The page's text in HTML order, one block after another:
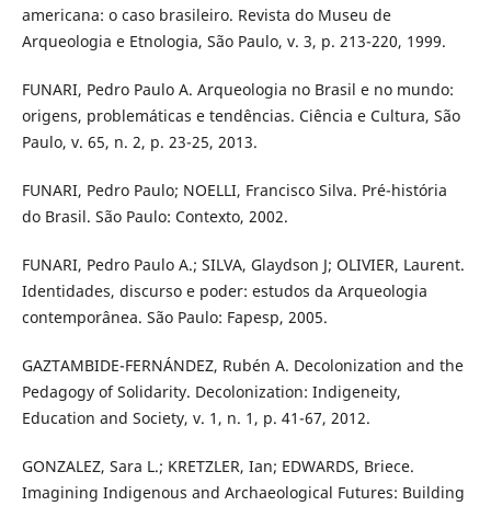
americana: o caso brasileiro. Revista do Museu de
Arqueologia e Etnologia, São Paulo, v. 3, p. 213-220, 1999.
FUNARI, Pedro Paulo A. Arqueologia no Brasil e no mundo:
origens, problemáticas e tendências. Ciência e Cultura, São
Paulo, v. 65, n. 2, p. 23-25, 2013.
FUNARI, Pedro Paulo; NOELLI, Francisco Silva. Pré-história
do Brasil. São Paulo: Contexto, 2002.
FUNARI, Pedro Paulo A.; SILVA, Glaydson J; OLIVIER, Laurent.
Identidades, discurso e poder: estudos da Arqueologia
contemporânea. São Paulo: Fapesp, 2005.
GAZTAMBIDE-FERNÁNDEZ, Rubén A. Decolonization and the
Pedagogy of Solidarity. Decolonization: Indigeneity,
Education and Society, v. 1, n. 1, p. 41-67, 2012.
GONZALEZ, Sara L.; KRETZLER, Ian; EDWARDS, Briece.
Imagining Indigenous and Archaeological Futures: Building